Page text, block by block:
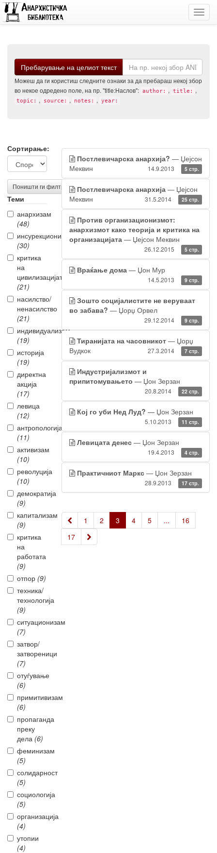
Пребарување на целиот текст
Можеш да ги користиш следните ознаки за да пребараш некој збор
во некое одредено поле, на пр. "title:Наслов": author: , title: ,
topic: , source: , notes: , year:
Филтрирање
на
резултатите
Сортирање:
Поништи ги филтрите
Теми
анархизам
(48)
инсурекционизам
(30)
критика
на
цивилизацијата
(21)
насилство/
ненасилство
(21)
индивидуализам
(19)
историја
(19)
директна
акција
(17)
левица
(12)
антропологија
(11)
активизам
(10)
револуција
(10)
демократија
(9)
капитализам
(9)
критика
на
работата
(9)
отпор (9)
техника/
технологија
(9)
ситуационизам
(7)
затвор/
затвореници
(7)
отуѓување
(6)
примитивизам
(6)
пропаганда
преку
дела (6)
феминизам
(5)
солидарност
(5)
социологија
(5)
организација
(4)
утопии
(4)
Резултати
од
пребарувањето
Постлевичарска анархија? — Џејсон
Меквин
14.9.2013 5 стр.
Постлевичарска анархија — Џејсон
Меквин
31.5.2014 25 стр.
Против организационизмот:
анархизмот како теорија и критика на
организацијата — Џејсон Меквин
26.12.2015 5 стр.
Враќање дома — Џон Мур
14.5.2013 9 стр.
Зошто социјалистите не веруваат
во забава? — Џорџ Орвел
29.12.2014 9 стр.
Тиранијата на часовникот — Џорџ
Вудкок
27.3.2014 7 стр.
Индустријализмот и
припитомувањето — Џон Зерзан
20.8.2014 22 стр.
Кој го уби Нед Луд? — Џон Зерзан
5.10.2013 11 стр.
Левицата денес — Џон Зерзан
19.4.2013 4 стр.
Практичниот Маркс — Џон Зерзан
28.9.2013 17 стр.
« 1 2 3 4 5 ...
16
17
»